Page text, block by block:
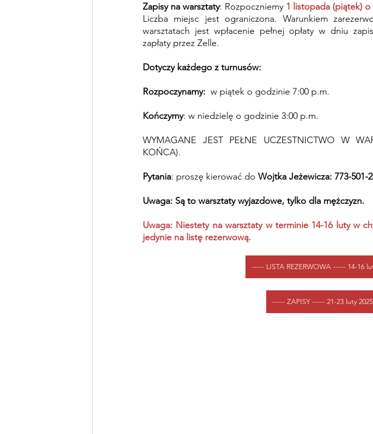
Zapisy na warsztaty: Rozpoczniemy 1 listopada (piątek)
Liczba miejsc jest ograniczona. Warunkiem
warsztatach jest wpłacenie pełnej opłaty w dniu
zapłaty przez Zelle.
Dotyczy każdego z turnusów:
Rozpoczynamy: w piątek o godzinie 7:00 p.m.
Kończymy: w niedzielę o godzinie 3:00 p.m.
WYMAGANE JEST PEŁNE UCZESTNICTWO W
KOŃCA).
Pytania: proszę kierować do Wojtka Jeżewicza: 773-501-
Uwaga: Są to warsztaty wyjazdowe, tylko dla mężczyzn.
Uwaga: Niestety na warsztaty w terminie 14-16 luty w
jedynie na listę rezerwową.
----- LISTA REZERWOWA ----- 14-16
----- ZAPISY ----- 21-23 luty